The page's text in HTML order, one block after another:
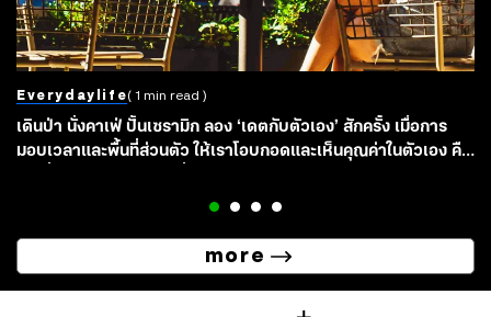
Everydaylife( 1 min read )
เดินป่า นั่งคาเฟ่ ปั้นเซรามิก ลอง ‘เดตกับตัวเอง’ สักครั้ง เมื่อการ
มอบเวลาและพื้นที่ส่วนตัว ให้เราโอบกอดและเห็นคุณค่าในตัวเอง คือ
more